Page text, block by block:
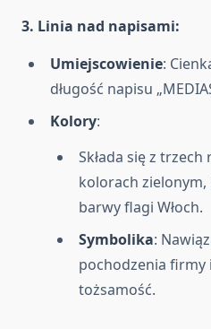
3. Linia nad napisami:
Umiejscowienie:
długość napisu
Kolory:
Składa się z
kolorach zielonym,
barwy flagi Włoch.
Symbolika:
pochodzenia firmy
tożsamość.